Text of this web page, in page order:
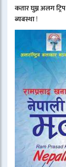
कतार घुम्न अलग
ब्यबस्था!